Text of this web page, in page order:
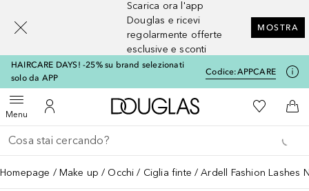
Scarica ora l'app
Douglas e ricevi
regolarmente offerte
esclusive e sconti
MOSTRA
HAIRCARE DAYS! -25% su brand selezionati
solo da APP
Codice:APPCARE
MenuApri menuAl Mio Account
A Douglas HomeAlla Mia
Al
Torna indietro
Esegui ricerca
Homepage Make up Occhi Ciglia finte Ardell Fashion Lashes
[navigation.slideout.screenreader]